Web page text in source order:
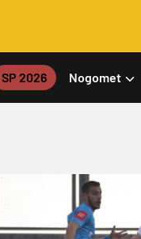
SP 2026 Nogomet